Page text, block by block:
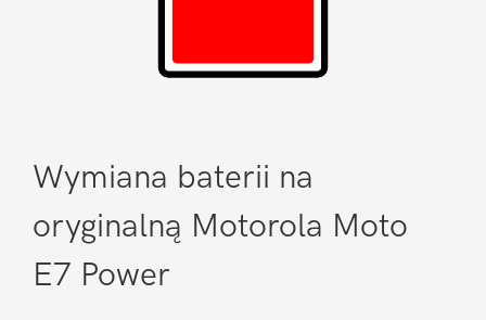
Wymiana baterii na
oryginalną Motorola Moto
E7 Power